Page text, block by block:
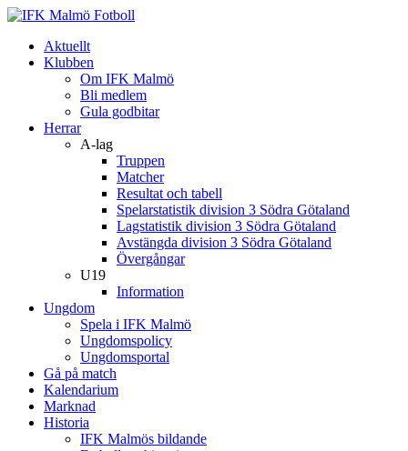
Aktuellt
Klubben
Om IFK Malmö
Bli medlem
Gula godbitar
Herrar
A-lag
Truppen
Matcher
Resultat och tabell
Spelarstatistik division 3 Södra Götaland
Lagstatistik division 3 Södra Götaland
Avstängda division 3 Södra Götaland
Övergångar
U19
Information
Ungdom
Spela i IFK Malmö
Ungdomspolicy
Ungdomsportal
Gå på match
Kalendarium
Marknad
Historia
IFK Malmös bildande